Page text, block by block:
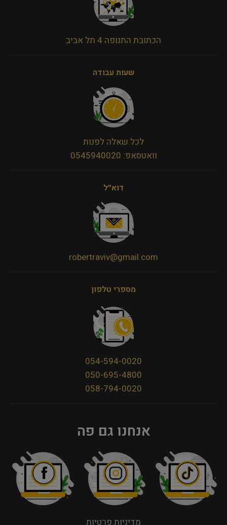
הכתובת התנופה 4 תל אביב
שעות עבודה
לכל שאלה לפנות
וואטסאפ: 0545940020
דוא״ל
robertraviv@gmail.com
מספרי טלפון
054-594-0020
050-695-4800
058-794-0020
אנחנו גם פה
מדיניות פרטיות